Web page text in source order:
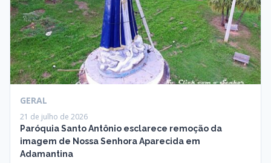
GERAL
21 de julho de 2026
Paróquia Santo Antônio esclarece remoção da
imagem de Nossa Senhora Aparecida em
Adamantina